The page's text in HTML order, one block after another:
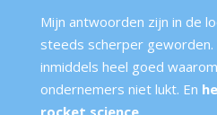
Mijn antwoorden zijn in de
steeds scherper
inmiddels heel goed
ondernemers niet lukt. En
rocket science.